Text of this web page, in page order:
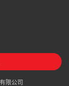
限公司